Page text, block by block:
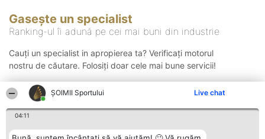
ȘOIMII Sportului Live chat
04:11
Gasește un specialist
Ranking-ul îi adună pe cei mai buni din industrie
Cauți un specialist in apropierea ta? Verificați motorul
nostru de căutare. Folosiți doar cele mai bune servicii!